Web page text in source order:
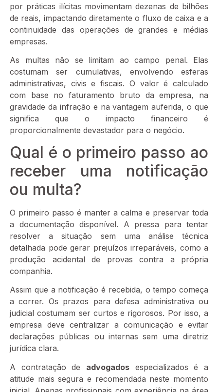
por práticas ilícitas movimentam dezenas de bilhões
de reais, impactando diretamente o fluxo de caixa e a
continuidade das operações de grandes e médias
empresas.
As multas não se limitam ao campo penal. Elas
costumam ser cumulativas, envolvendo esferas
administrativas, civis e fiscais. O valor é calculado
com base no faturamento bruto da empresa, na
gravidade da infração e na vantagem auferida, o que
significa que o impacto financeiro é
proporcionalmente devastador para o negócio.
Qual é o primeiro passo ao
receber uma notificação
ou multa?
O primeiro passo é manter a calma e preservar toda
a documentação disponível. A pressa para tentar
resolver a situação sem uma análise técnica
detalhada pode gerar prejuízos irreparáveis, como a
produção acidental de provas contra a própria
companhia.
Assim que a notificação é recebida, o tempo começa
a correr. Os prazos para defesa administrativa ou
judicial costumam ser curtos e rigorosos. Por isso, a
empresa deve centralizar a comunicação e evitar
declarações públicas ou internas sem uma diretriz
jurídica clara.
A contratação de advogados especializados é a
atitude mais segura e recomendada neste momento